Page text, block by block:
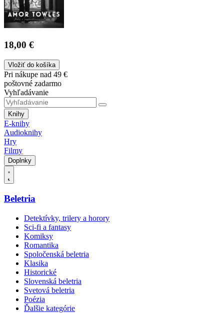
18,00 €
Vložiť do košíka
Pri nákupe nad 49 €
poštovné zadarmo
Vyhľadávanie
Knihy
E-knihy
Audioknihy
Hry
Filmy
Doplnky
Beletria
Detektívky, trilery a horory
Sci-fi a fantasy
Komiksy
Romantika
Spoločenská beletria
Klasika
Historické
Slovenská beletria
Svetová beletria
Poézia
Ďalšie kategórie